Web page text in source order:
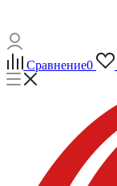
Сравнение0